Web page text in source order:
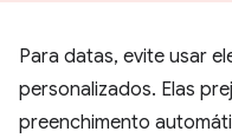
Para datas, evite usar
personalizados. Elas
preenchimento